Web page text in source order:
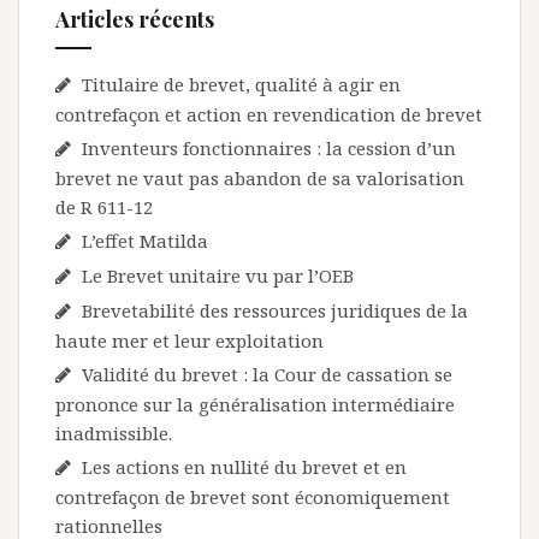
Articles récents
Titulaire de brevet, qualité à agir en
contrefaçon et action en revendication de brevet
Inventeurs fonctionnaires : la cession d’un
brevet ne vaut pas abandon de sa valorisation
de R 611-12
L’effet Matilda
Le Brevet unitaire vu par l’OEB
Brevetabilité des ressources juridiques de la
haute mer et leur exploitation
Validité du brevet : la Cour de cassation se
prononce sur la généralisation intermédiaire
inadmissible.
Les actions en nullité du brevet et en
contrefaçon de brevet sont économiquement
rationnelles